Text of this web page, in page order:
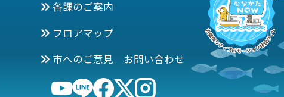
各課のご案内
フロアマップ
市へのご意見 お問い合わせ